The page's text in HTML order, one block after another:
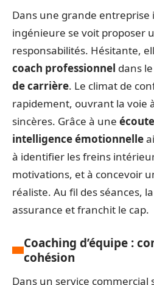
Dans une grande
ingénieure se voit proposer
responsabilités. Hésitante,
coach professionnel dans
de carrière. Le climat de
rapidement, ouvrant la voie
sincères. Grâce à une
intelligence émotionnelle
à identifier les freins
motivations, et à concevoir
réaliste. Au fil des séances,
assurance et franchit le cap.
Coaching d’équipe :
cohésion
Dans un service commercial